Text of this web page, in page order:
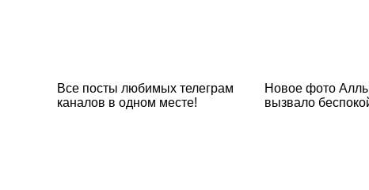
Все посты любимых телеграм
каналов в одном месте!
Новое фото
вызвало